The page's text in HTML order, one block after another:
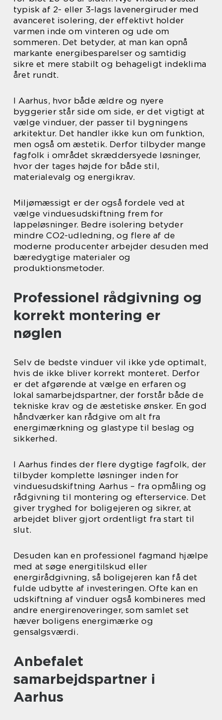
typisk af 2- eller 3-lags lavenergiruder med
avanceret isolering, der effektivt holder
varmen inde om vinteren og ude om
sommeren. Det betyder, at man kan opnå
markante energibesparelser og samtidig
sikre et mere stabilt og behageligt indeklima
året rundt.
I Aarhus, hvor både ældre og nyere
byggerier står side om side, er det vigtigt at
vælge vinduer, der passer til bygningens
arkitektur. Det handler ikke kun om funktion,
men også om æstetik. Derfor tilbyder mange
fagfolk i området skræddersyede løsninger,
hvor der tages højde for både stil,
materialevalg og energikrav.
Miljømæssigt er der også fordele ved at
vælge vinduesudskiftning frem for
lappeløsninger. Bedre isolering betyder
mindre CO2-udledning, og flere af de
moderne producenter arbejder desuden med
bæredygtige materialer og
produktionsmetoder.
Professionel rådgivning og
korrekt montering er
nøglen
Selv de bedste vinduer vil ikke yde optimalt,
hvis de ikke bliver korrekt monteret. Derfor
er det afgørende at vælge en erfaren og
lokal samarbejdspartner, der forstår både de
tekniske krav og de æstetiske ønsker. En god
håndværker kan rådgive om alt fra
energimærkning og glastype til beslag og
sikkerhed.
I Aarhus findes der flere dygtige fagfolk, der
tilbyder komplette løsninger inden for
vinduesudskiftning Aarhus – fra opmåling og
rådgivning til montering og efterservice. Det
giver tryghed for boligejeren og sikrer, at
arbejdet bliver gjort ordentligt fra start til
slut.
Desuden kan en professionel fagmand hjælpe
med at søge energitilskud eller
energirådgivning, så boligejeren kan få det
fulde udbytte af investeringen. Ofte kan en
udskiftning af vinduer også kombineres med
andre energirenoveringer, som samlet set
hæver boligens energimærke og
gensalgsværdi.
Anbefalet
samarbejdspartner i
Aarhus